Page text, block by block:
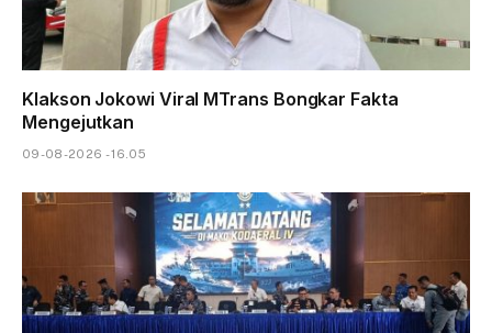
Klakson Jokowi Viral MTrans Bongkar Fakta
Mengejutkan
09-08-2026 - 16.05